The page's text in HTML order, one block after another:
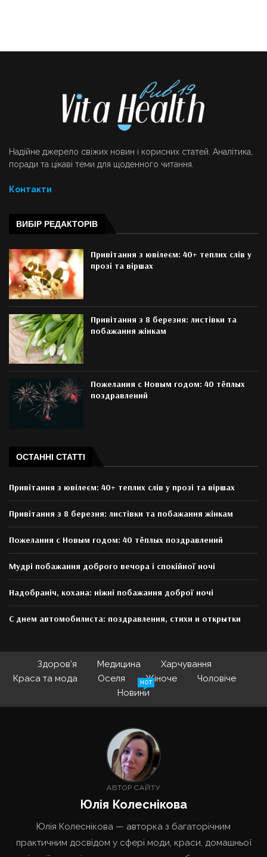
Надійне джерело свіжих новин і корисних статей. Аналітика,
поради та цікаві теми для щоденного читання.
Контакти
ВИБІР РЕДАКТОРІВ
Привітання з ювілеєм: 40+ теплих слів у
прозі та віршах
Привітання з 8 березня: листівки та
побажання жінкам
Пожелания с Новым годом: 40 тёплых
поздравлений
ОСТАННІ СТАТТІ
Привітання з ювілеєм: 40+ теплих слів у прозі та віршах
Привітання з 8 березня: листівки та побажання жінкам
Пожелания с Новым годом: 40 тёплых поздравлений
Мудрі побажання доброго вечора і спокійної ночі
Надобраніч, кохана: ніжні побажання доброї ночі
С днем автомобилиста: поздравления, стихи и открытки
Здоров’я Медицина
Харчування
Краса та мода
Оселя Жіноче
Чоловіче
Новини
HOT
АВТОР САЙТУ
Юлія Колеснікова
Юлія Колеснікова — авторка з багаторічним
практичним досвідом у сфері моди, краси, домашньої